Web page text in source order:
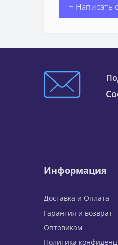
+ Написать
Информация
Доставка и Оплата
Гарантия и возврат
Оптовикам
Политика